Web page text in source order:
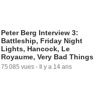
Peter Berg Interview 3:
Battleship, Friday Night
Lights, Hancock, Le
Royaume, Very Bad Things
75 085 vues - Il y a 14 ans